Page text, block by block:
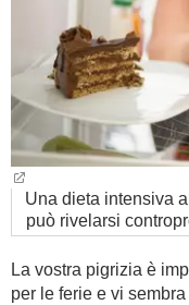
GUIDE
FORUM
Una dieta intensiva
può rivelarsi
La vostra pigrizia è
per le ferie e vi